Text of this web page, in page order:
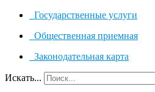
Государственные услуги
Общественная приемная
Законодательная карта
Искать...